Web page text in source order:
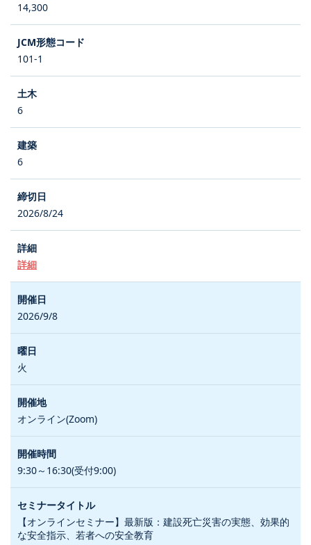
14,300
101-1
6
6
2026/8/24
詳細
2026/9/8
火
オンライン(Zoom)
9:30～16:30(受付9:00)
【オンラインセミナー】最新版：建設死亡災害の実態、効果的
な安全指示、若者への安全教育